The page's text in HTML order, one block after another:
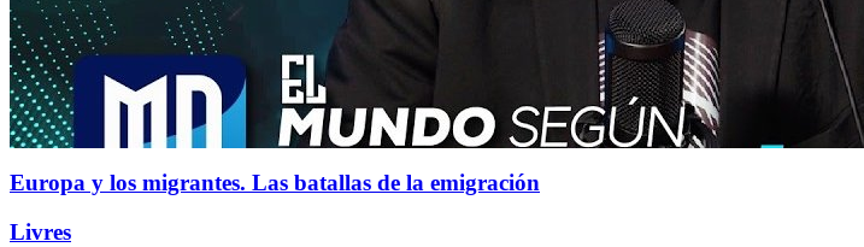
Europa y los migrantes. Las batallas de la emigración
Livres